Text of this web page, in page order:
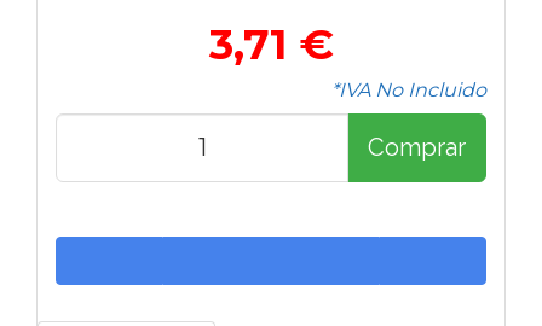
3,71 €
*IVA No Incluido
Comprar